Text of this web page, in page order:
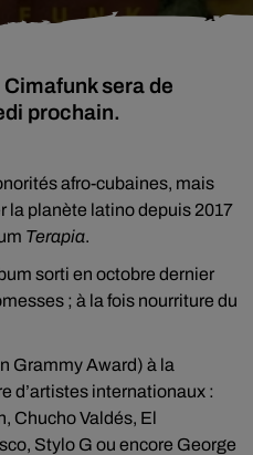
sera de
prochain.
afro-cubaines, mais
la planète latino depuis 2017
Terapia.
sorti en octobre dernier
; à la fois nourriture du
Grammy Award) à la
d’artistes internationaux :
Chucho Valdés, El
Stylo G ou encore George